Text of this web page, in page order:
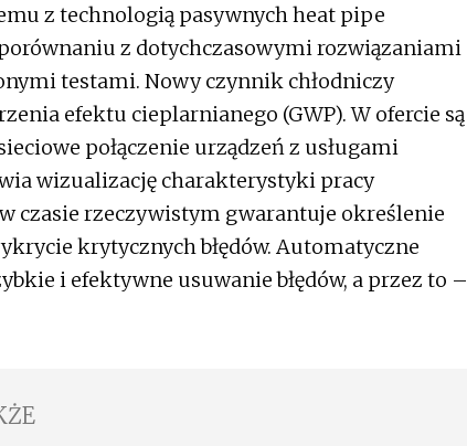
z technologią pasywnych heat pipe
z dotychczasowymi rozwiązaniami
testami. Nowy czynnik chłodniczy
efektu cieplarnianego (GWP). W ofercie są
połączenie urządzeń z usługami
wizualizację charakterystyki pracy
czasie rzeczywistym gwarantuje określenie
krytycznych błędów. Automatyczne
i efektywne usuwanie błędów, a przez to –